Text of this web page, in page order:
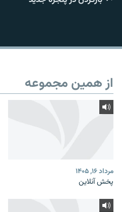
از همین مجموعه
مرداد ۱۶, ۱۴۰۵
پخش آنلاین